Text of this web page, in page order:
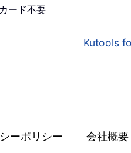
ード不要
Kutools
ーポリシー 会社概要